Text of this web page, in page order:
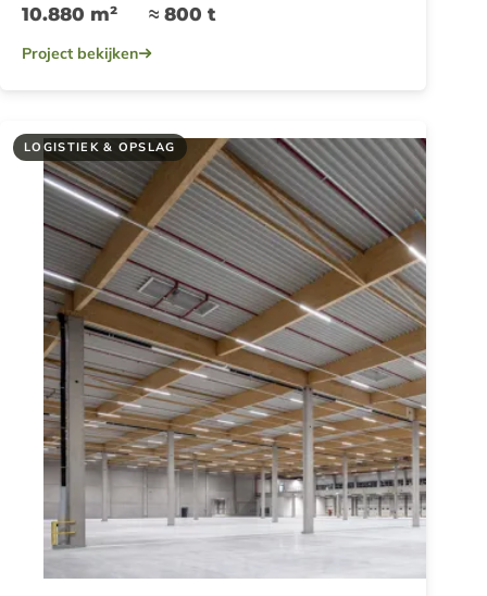
10.880 m² ≈ 800 t
Project bekijken
LOGISTIEK & OPSLAG